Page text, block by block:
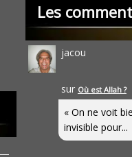
Les
jacou
sur Où est Allah ?
« On ne voit
invisible pour...